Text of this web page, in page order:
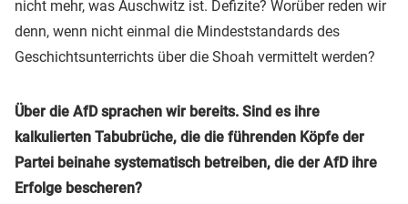
nicht mehr, was Auschwitz ist. Defizite? Worüber reden wir
denn, wenn nicht einmal die Mindeststandards des
Geschichtsunterrichts über die Shoah vermittelt werden?
Über die AfD sprachen wir bereits. Sind es ihre
kalkulierten Tabubrüche, die die führenden Köpfe der
Partei beinahe systematisch betreiben, die der AfD ihre
Erfolge bescheren?